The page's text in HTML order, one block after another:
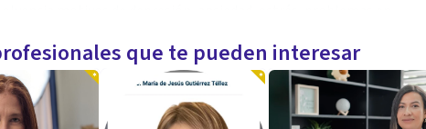
motivos de depresión, ansiedad, estrés, problemas en
que te pueden interesar